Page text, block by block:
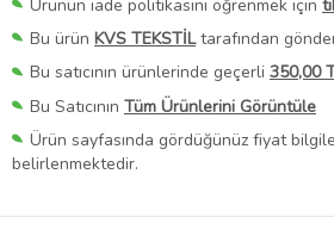
Ürünün iade politikasını öğrenmek için
Bu ürün KVS TEKSTİLtarafından
Bu satıcının ürünlerinde geçerli 350,00
Bu Satıcının Tüm Ürünlerini Görüntüle
Ürün sayfasında gördüğünüz fiyat
belirlenmektedir.